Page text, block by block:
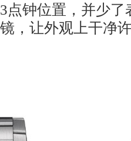
点钟位置，并少
，让外观上干净